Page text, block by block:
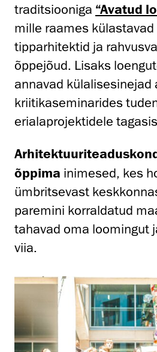
traditsiooniga “Avatud
mille raames külastavad
tipparhitektid ja
õppejõud. Lisaks
annavad külalisesinejad
kriitikaseminarides
erialaprojektidele
õppima inimesed, kes
ümbritsevast
paremini korraldatud
tahavad oma loomingut
viia.